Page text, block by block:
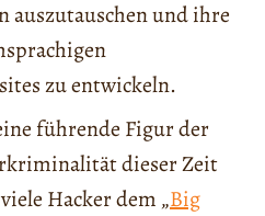
auszutauschen und ihre
zu entwickeln.
führende Figur der
dieser Zeit
Hacker dem „Big